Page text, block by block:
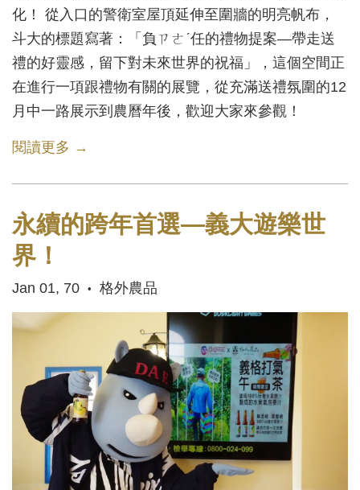
化！ 從入口的警衛室屋頂延伸至圍牆的明亮帆布，
斗大的標題寫著：「負ㄗㄜˊ任的禮物提案—帶走送
禮的好靈感，留下對未來世界的祝福」，這個空間正
在進行一項跟禮物有關的展覽，從充滿送禮氛圍的12
月中一路展示到農曆年後，歡迎大家來參觀！
閱讀更多 →
永續的跨年首選—義大遊樂世
界！
Jan 01, 70 • 格外農品